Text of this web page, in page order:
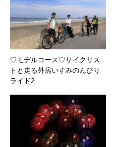
♡モデルコース♡サイクリス
トと走る外房いすみのんびり
ライド2